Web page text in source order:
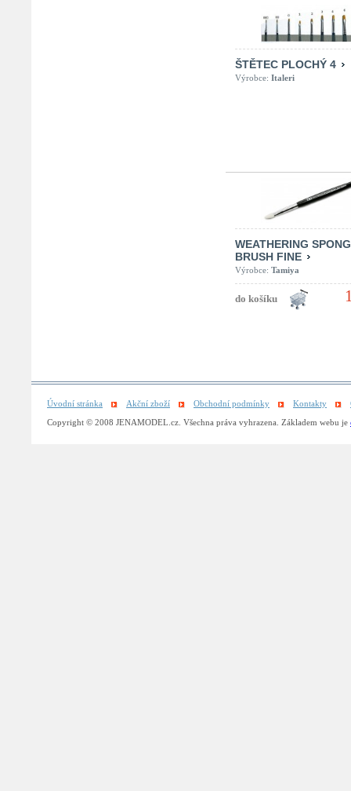
ŠTĚTEC PLOCHÝ 4
Výrobce: Italeri
WEATHERING
BRUSH FINE
Výrobce: Tamiya
Úvodní stránka Akční zboží Obchodní podmínky Kontakty
Copyright © 2008 JENAMODEL.cz. Všechna práva vyhrazena. Základem webu je